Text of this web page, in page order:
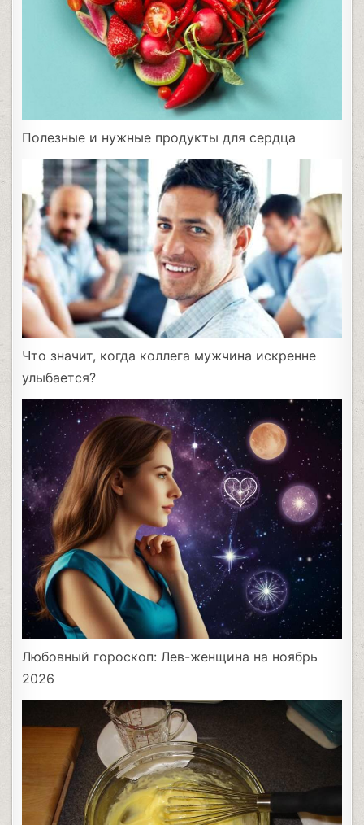
Полезные и нужные продукты для сердца
Что значит, когда коллега мужчина искренне
улыбается?
Любовный гороскоп: Лев-женщина на ноябрь
2026